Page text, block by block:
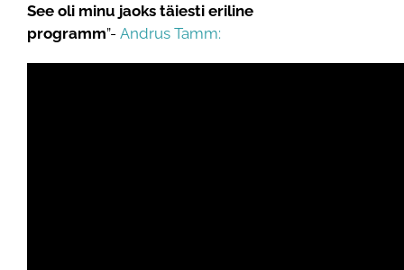
See oli minu jaoks täiesti eriline
programm”- Andrus Tamm: